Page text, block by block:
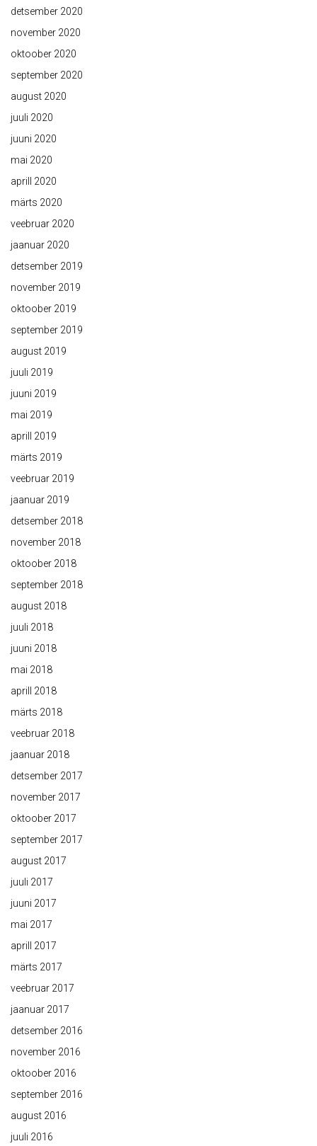
detsember 2020
november 2020
oktoober 2020
september 2020
august 2020
juuli 2020
juuni 2020
mai 2020
aprill 2020
märts 2020
veebruar 2020
jaanuar 2020
detsember 2019
november 2019
oktoober 2019
september 2019
august 2019
juuli 2019
juuni 2019
mai 2019
aprill 2019
märts 2019
veebruar 2019
jaanuar 2019
detsember 2018
november 2018
oktoober 2018
september 2018
august 2018
juuli 2018
juuni 2018
mai 2018
aprill 2018
märts 2018
veebruar 2018
jaanuar 2018
detsember 2017
november 2017
oktoober 2017
september 2017
august 2017
juuli 2017
juuni 2017
mai 2017
aprill 2017
märts 2017
veebruar 2017
jaanuar 2017
detsember 2016
november 2016
oktoober 2016
september 2016
august 2016
juuli 2016